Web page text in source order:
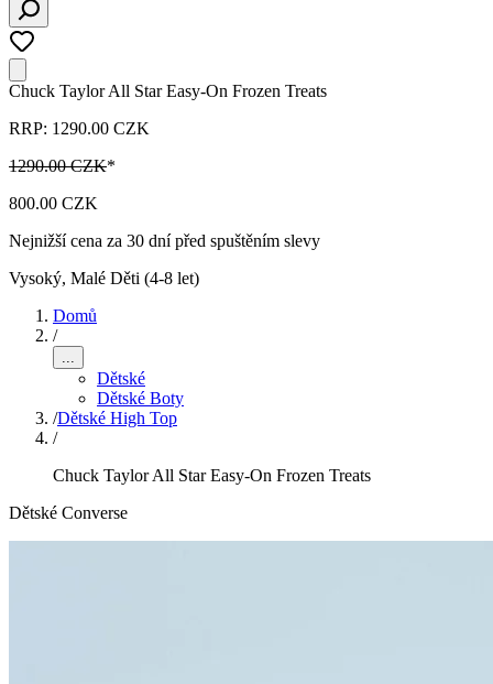
Chuck Taylor All Star Easy-On Frozen Treats
RRP: 1290.00 CZK
1290.00 CZK*
800.00 CZK
Nejnižší cena za 30 dní před spuštěním slevy
Vysoký, Malé Děti (4-8 let)
Domů
/
...
Dětské
Dětské Boty
/Dětské High Top
/
Chuck Taylor All Star Easy-On Frozen Treats
Dětské Converse